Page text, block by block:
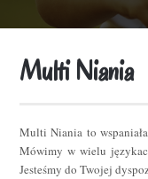
Multi Niania
Multi Niania to
Mówimy w wielu
Jesteśmy do Twojej